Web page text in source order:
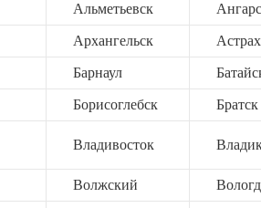
Альметьевск
Архангельск
Барнаул
Борисоглебск Братск
Владивосток
Волжский